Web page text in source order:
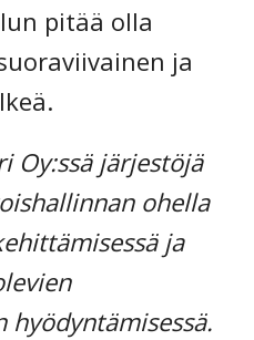
pitää olla
ja
Oy:ssä järjestöjä
ohella
ja
hyödyntämisessä.